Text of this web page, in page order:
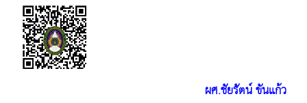
ผศ.ชัยรัตน์ ขันแก้ว